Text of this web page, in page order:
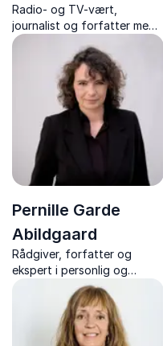
Radio- og TV-vært,
journalist og forfatter med
rørende, sjove og
tankevækkende foredrag
om livet, samfundet og det
at finde sin egen vej
Pernille Garde
Abildgaard
Rådgiver, forfatter og
ekspert i personlig og
kollektiv effektivitet samt
fleksibilitet, der giver jer
værktøjer til mere tid,
trivsel, produktivitet og